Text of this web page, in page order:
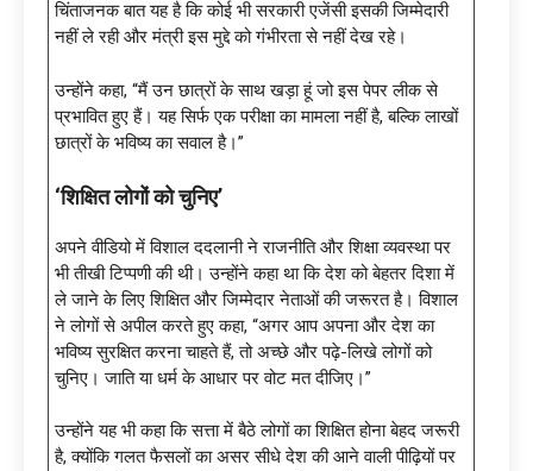
चिंताजनक बात यह है कि कोई भी सरकारी एजेंसी इसकी जिम्मेदारी
नहीं ले रही और मंत्री इस मुद्दे को गंभीरता से नहीं देख रहे।
उन्होंने कहा, “मैं उन छात्रों के साथ खड़ा हूं जो इस पेपर लीक से
प्रभावित हुए हैं। यह सिर्फ एक परीक्षा का मामला नहीं है, बल्कि लाखों
छात्रों के भविष्य का सवाल है।”
‘शिक्षित लोगों को चुनिए’
अपने वीडियो में विशाल ददलानी ने राजनीति और शिक्षा व्यवस्था पर
भी तीखी टिप्पणी की थी। उन्होंने कहा था कि देश को बेहतर दिशा में
ले जाने के लिए शिक्षित और जिम्मेदार नेताओं की जरूरत है। विशाल
ने लोगों से अपील करते हुए कहा, “अगर आप अपना और देश का
भविष्य सुरक्षित करना चाहते हैं, तो अच्छे और पढ़े-लिखे लोगों को
चुनिए। जाति या धर्म के आधार पर वोट मत दीजिए।”
उन्होंने यह भी कहा कि सत्ता में बैठे लोगों का शिक्षित होना बेहद जरूरी
है, क्योंकि गलत फैसलों का असर सीधे देश की आने वाली पीढ़ियों पर